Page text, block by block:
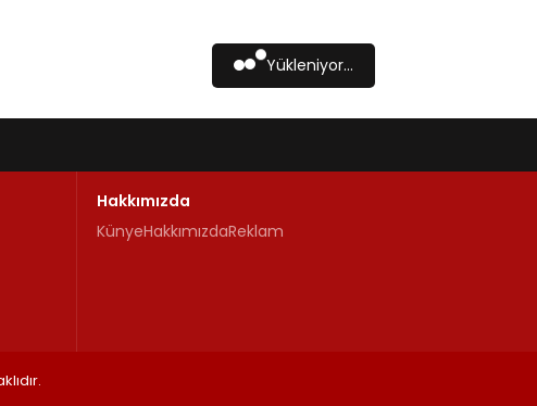
Yükleniyor...
Hakkımızda
KünyeHakkımızdaReklam